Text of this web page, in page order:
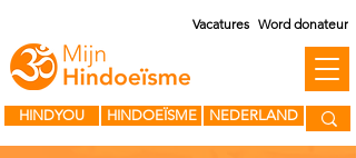
HINDOEÏSME
HINDYOU NEDERLAND
Vacatures Word donateur